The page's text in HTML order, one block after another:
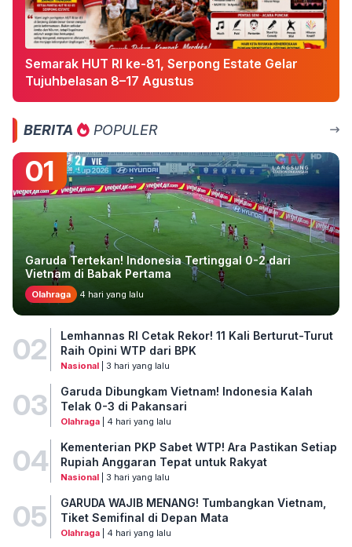
Semarak HUT RI ke-81, Serpong Estate Gelar
Tujuhbelasan 8–17 Agustus
BERITA POPULER
01
Garuda Tertekan! Indonesia Tertinggal 0-2 dari
Vietnam di Babak Pertama
Olahraga 4 hari yang lalu
02
Lemhannas RI Cetak Rekor! 11 Kali Berturut-Turut
Raih Opini WTP dari BPK
Nasional| 3 hari yang lalu
03
Garuda Dibungkam Vietnam! Indonesia Kalah
Telak 0-3 di Pakansari
Olahraga| 4 hari yang lalu
04
Kementerian PKP Sabet WTP! Ara Pastikan Setiap
Rupiah Anggaran Tepat untuk Rakyat
Nasional| 3 hari yang lalu
05
GARUDA WAJIB MENANG! Tumbangkan Vietnam,
Tiket Semifinal di Depan Mata
Olahraga| 4 hari yang lalu